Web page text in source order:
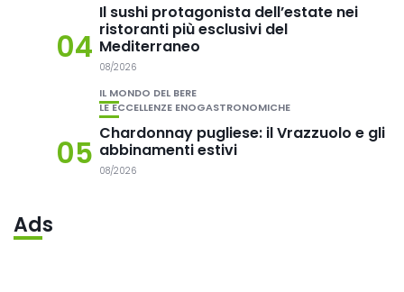
04
Il sushi protagonista dell’estate nei
ristoranti più esclusivi del
Mediterraneo
08/2026
05
IL MONDO DEL BERE
LE ECCELLENZE ENOGASTRONOMICHE
Chardonnay pugliese: il Vrazzuolo e gli
abbinamenti estivi
08/2026
Ads